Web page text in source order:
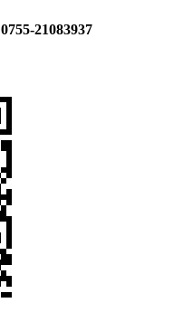
0755-21083937